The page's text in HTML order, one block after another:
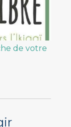
de votre